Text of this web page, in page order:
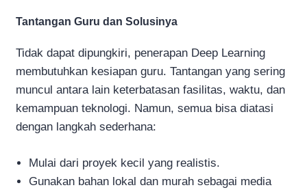
Tantangan Guru dan Solusinya
Tidak dapat dipungkiri, penerapan Deep Learning
membutuhkan kesiapan guru. Tantangan yang sering
muncul antara lain keterbatasan fasilitas, waktu, dan
kemampuan teknologi. Namun, semua bisa diatasi
dengan langkah sederhana:
Mulai dari proyek kecil yang realistis.
Gunakan bahan lokal dan murah sebagai media